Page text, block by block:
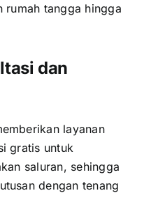
rumah tangga hingga
dan
layanan
gratis untuk
saluran, sehingga
dengan tenang